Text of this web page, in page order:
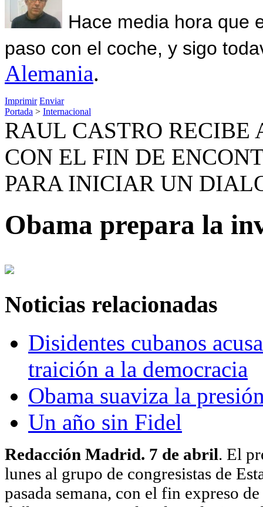
Hace media hora que
paso con el coche, y sigo
Alemania.
Imprimir Enviar
Portada > Internacional
RAUL CASTRO RECIBE
CON EL FIN DE
PARA INICIAR UN
Obama prepara la
Noticias relacionadas
Disidentes cubanos
traición a la democracia
Obama suaviza la
Un año sin Fidel
Redacción Madrid. 7 de abril. El
lunes al grupo de congresistas de
pasada semana, con el fin expreso